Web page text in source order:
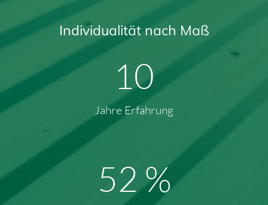
Individualität nach Maß
13
Jahre Erfahrung
71%